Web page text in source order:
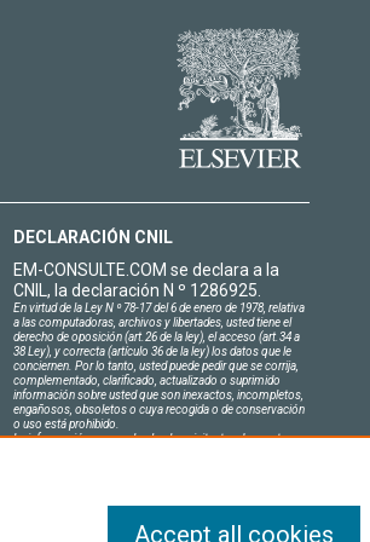
DECLARACIÓN CNIL
EM-CONSULTE.COM se declara a la
CNIL, la declaración N º 1286925.
En virtud de la Ley N º 78-17 del 6 de enero de 1978, relativa
a las computadoras, archivos y libertades, usted tiene el
derecho de oposición (art.26 de la ley), el acceso (art.34 a
38 Ley), y correcta (artículo 36 de la ley) los datos que le
conciernen. Por lo tanto, usted puede pedir que se corrija,
complementado, clarificado, actualizado o suprimido
información sobre usted que son inexactos, incompletos,
engañosos, obsoletos o cuya recogida o de conservación
o uso está prohibido.
La información personal sobre los visitantes de nuestro
Accept all cookies